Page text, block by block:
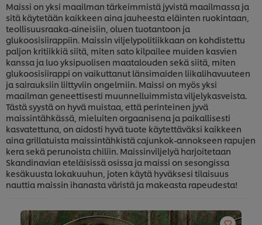
Maissi on yksi maailman tärkeimmistä jyvistä maailmassa ja
sitä käytetään kaikkeen aina jauheesta eläinten ruokintaan,
teollisuusraaka-aineisiin, oluen tuotantoon ja
glukoosisiirappiin. Maissin viljelypolitiikkaan on kohdistettu
paljon kritiikkiä siitä, miten sato kilpailee muiden kasvien
kanssa ja luo yksipuolisen maatalouden sekä siitä, miten
glukoosisiirappi on vaikuttanut länsimaiden liikalihavuuteen
ja sairauksiin liittyviin ongelmiin. Maissi on myös yksi
maailman geneettisesti muunnelluimmista viljelykasveista.
Tästä syystä on hyvä muistaa, että perinteinen jyvä
maissintähkässä, mieluiten orgaanisena ja paikallisesti
kasvatettuna, on aidosti hyvä tuote käytettäväksi kaikkeen
aina grillatuista maissintähkistä cajunkok-annokseen rapujen
kera sekä perunoista chiliin. Maissinviljelyä harjoitetaan
Skandinavian eteläisissä osissa ja maissi on sesongissa
kesäkuusta lokakuuhun, joten käytä hyväksesi tilaisuus
nauttia maissin ihanasta väristä ja makeasta rapeudesta!